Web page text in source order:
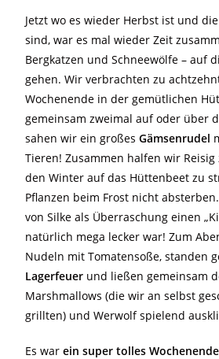
Jetzt wo es wieder Herbst ist und
sind, war es mal wieder Zeit
Bergkatzen und Schneewölfe – auf
gehen. Wir verbrachten zu
Wochenende in der gemütlichen
gemeinsam zweimal auf oder über
sahen wir ein großesGämsenrudel
Tieren! Zusammen halfen wir
den Winter auf das Hüttenbeet zu
Pflanzen beim Frost nicht
von Silke als Überraschung einen
natürlich mega lecker war! Zum
Nudeln mit Tomatensoße, standen
Lagerfeuer und ließen gemeinsam
Marshmallows (die wir an selbst
grillten) und Werwolf spielend
Es warein super tolles Wochenende